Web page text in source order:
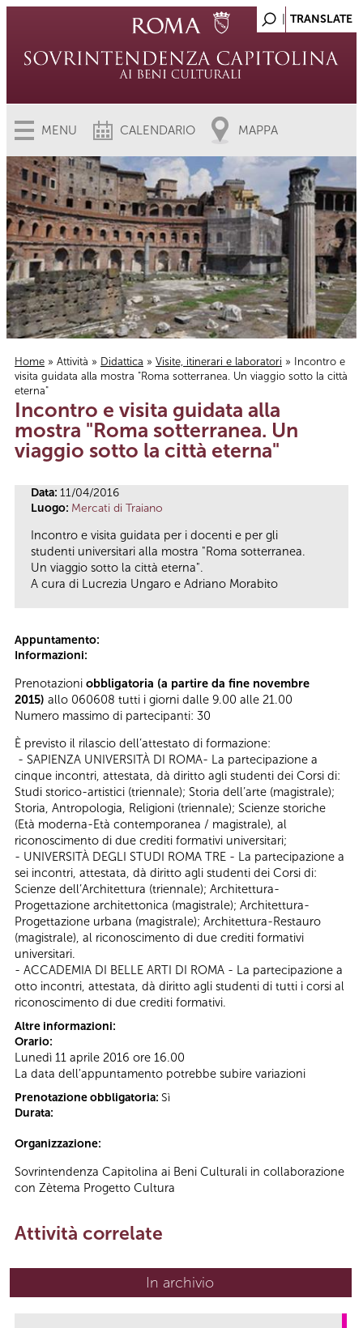
MENU CALENDARIO MAPPA
Tu sei qui
Home » Attività » Didattica » Visite, itinerari e laboratori » Incontro e
visita guidata alla mostra "Roma sotterranea. Un viaggio sotto la città
eterna"
Incontro e visita guidata alla
mostra "Roma sotterranea. Un
viaggio sotto la città eterna"
Data: 11/04/2016
Luogo: Mercati di Traiano
Incontro e visita guidata per i docenti e per gli
studenti universitari alla mostra "Roma sotterranea.
Un viaggio sotto la città eterna".
A cura di Lucrezia Ungaro e Adriano Morabito
Appuntamento:
Informazioni:
Prenotazioni obbligatoria (a partire da fine novembre
2015) allo 060608 tutti i giorni dalle 9.00 alle 21.00
Numero massimo di partecipanti: 30
È previsto il rilascio dell’attestato di formazione:
- SAPIENZA UNIVERSITÀ DI ROMA- La partecipazione a
cinque incontri, attestata, dà diritto agli studenti dei Corsi di:
Studi storico-artistici (triennale); Storia dell’arte (magistrale);
Storia, Antropologia, Religioni (triennale); Scienze storiche
(Età moderna-Età contemporanea / magistrale), al
riconoscimento di due crediti formativi universitari;
- UNIVERSITÀ DEGLI STUDI ROMA TRE - La partecipazione a
sei incontri, attestata, dà diritto agli studenti dei Corsi di:
Scienze dell’Architettura (triennale); Architettura-
Progettazione architettonica (magistrale); Architettura-
Progettazione urbana (magistrale); Architettura-Restauro
(magistrale), al riconoscimento di due crediti formativi
universitari.
- ACCADEMIA DI BELLE ARTI DI ROMA - La partecipazione a
otto incontri, attestata, dà diritto agli studenti di tutti i corsi al
riconoscimento di due crediti formativi.
Altre informazioni:
Orario:
Lunedì 11 aprile 2016 ore 16.00
La data dell'appuntamento potrebbe subire variazioni
Prenotazione obbligatoria: Sì
Durata:
Organizzazione:
Sovrintendenza Capitolina ai Beni Culturali in collaborazione
con Zètema Progetto Cultura
Attività correlate
In archivio